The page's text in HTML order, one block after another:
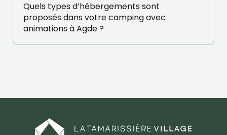
Quels types d’hébergements sont
proposés dans votre camping avec
animations à Agde ?